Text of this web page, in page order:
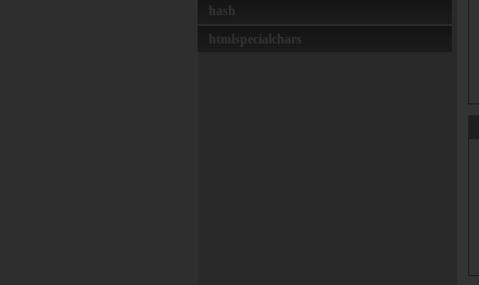
hash
htmlspecialchars